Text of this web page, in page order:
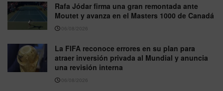
Rafa Jódar firma una gran remontada ante
Moutet y avanza en el Masters 1000 de Canadá
06/08/2026
La FIFA reconoce errores en su plan para
atraer inversión privada al Mundial y anuncia
una revisión interna
06/08/2026